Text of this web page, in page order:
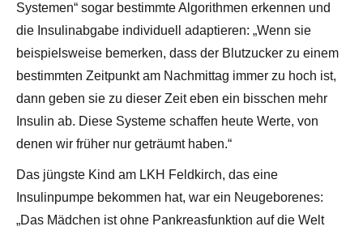
Systemen“ sogar bestimmte Algorithmen erkennen und
die Insulinabgabe individuell adaptieren: „Wenn sie
beispielsweise bemerken, dass der Blutzucker zu einem
bestimmten Zeitpunkt am Nachmittag immer zu hoch ist,
dann geben sie zu dieser Zeit eben ein bisschen mehr
Insulin ab. Diese Systeme schaffen heute Werte, von
denen wir früher nur geträumt haben.“
Das jüngste Kind am LKH Feldkirch, das eine
Insulinpumpe bekommen hat, war ein Neugeborenes:
„Das Mädchen ist ohne Pankreasfunktion auf die Welt